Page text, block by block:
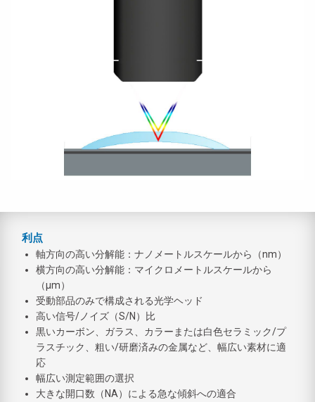
利点
軸方向の高い分解能：ナノメートルスケールから（nm）
横方向の高い分解能：マイクロメートルスケールから
（µm）
受動部品のみで構成される光学ヘッド
高い信号/ノイズ（S/N）比
黒いカーボン、ガラス、カラーまたは白色セラミック/プ
ラスチック、粗い/研磨済みの金属など、幅広い素材に適
応
幅広い測定範囲の選択
大きな開口数（NA）による急な傾斜への適合